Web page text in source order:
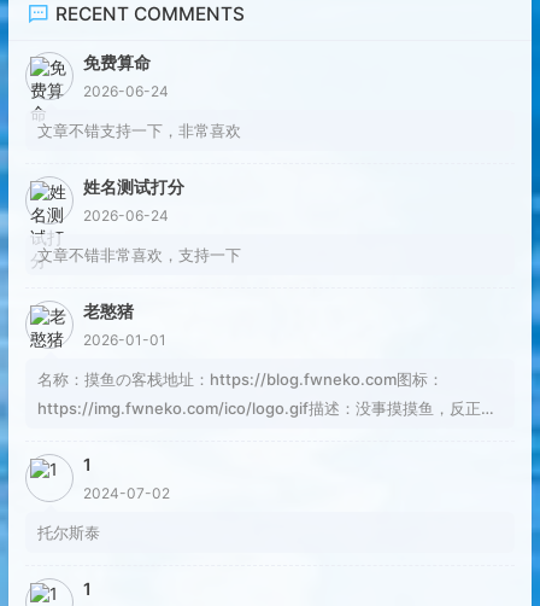
RECENT COMMENTS
免费算命
2026-06-24
文章不错支持一下，非常喜欢
姓名测试打分
2026-06-24
文章不错非常喜欢，支持一下
老憨猪
2026-01-01
名称：摸鱼の客栈地址：https://blog.fwneko.com图标：
https://img.fwneko.com/ico/logo.gif描述：没事摸摸鱼，反正焦
1
2024-07-02
托尔斯泰
1